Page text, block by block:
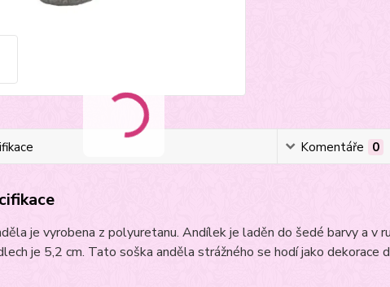
Komentáře 0
je vyrobena z polyuretanu. Andílek je laděn do šedé barvy a v
je 5,2 cm. Tato soška anděla strážného se hodí jako dekorace